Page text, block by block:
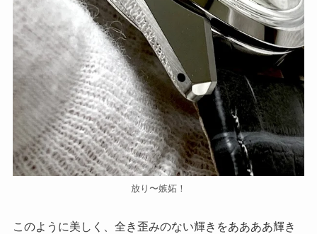
放り〜嫉妬！
このように美しく、全き歪みのない輝きをああああ輝き